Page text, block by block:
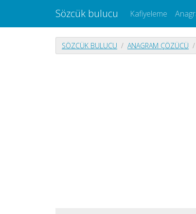
Sözcük bulucu Kafiyeleme
SÖZCÜK BULUCU ANAGRAM ÇÖZÜCÜ